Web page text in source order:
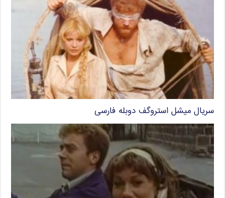
سریال میشل استروگف دوبله فارسی